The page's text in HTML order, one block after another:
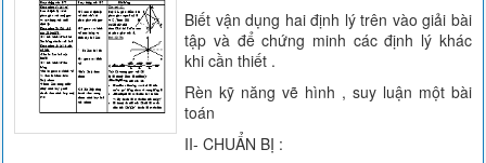
Biết vận dụng hai định lý trên vào giải bài
tập và để chứng minh các định lý khác
khi cần thiết .
Rèn kỹ năng vẽ hình , suy luận một bài
toán
II- CHUẨN BỊ :